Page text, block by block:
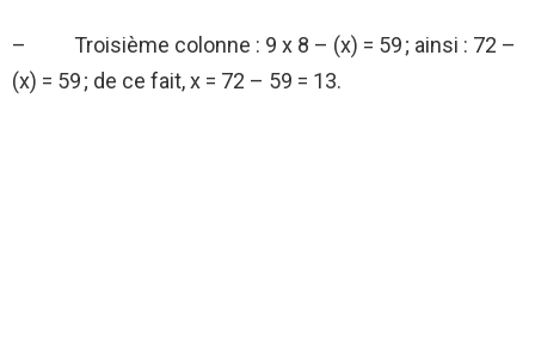
– Troisième colonne : 9 x 8 – (x) = 59 ; ainsi : 72 –
(x) = 59 ; de ce fait, x = 72 – 59 = 13.